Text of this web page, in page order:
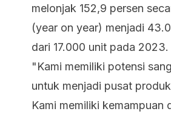
melonjak 152,9 persen
(year on year) menjadi
dari 17.000 unit pada 2023.
"Kami memiliki potensi
untuk menjadi pusat
Kami memiliki kemampuan